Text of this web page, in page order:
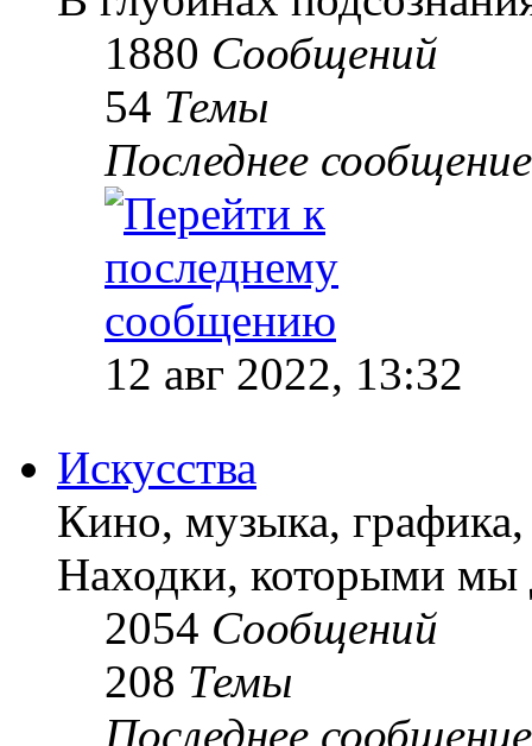
1880 Сообщений
54 Темы
Последнее сообщение
12 авг 2022, 13:32
Искусства
Кино, музыка, графика,
Находки, которыми мы
2054 Сообщений
208 Темы
Последнее сообщение